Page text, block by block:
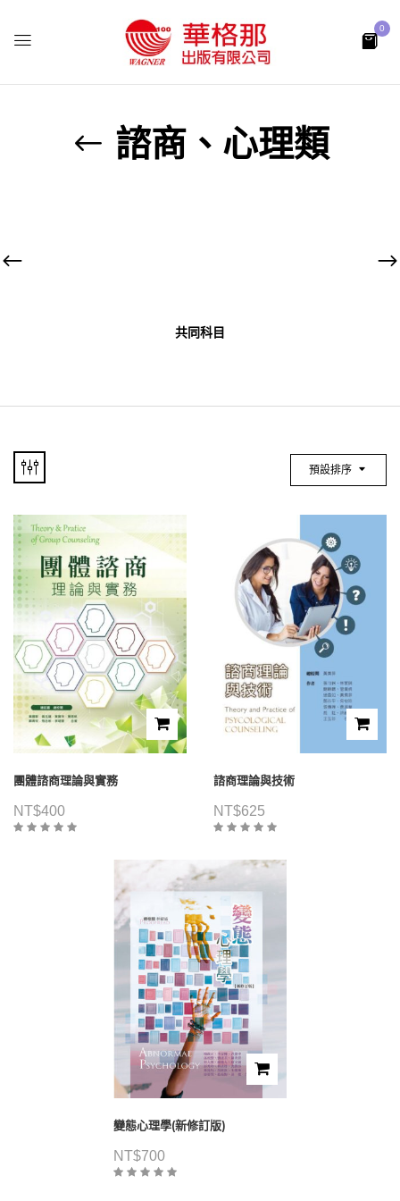
0
諮商、心理類
共同科目
預設排序
團體諮商理論與實務
NT$400
諮商理論與技術
NT$625
變態心理學(新修訂版)
NT$700